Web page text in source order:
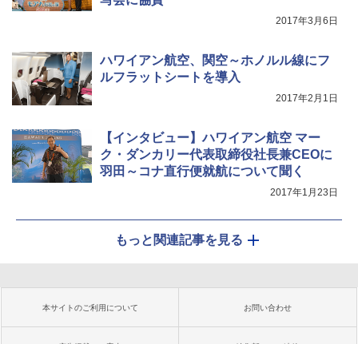
2017年3月6日
ハワイアン航空、関空～ホノルル線にフ
ルフラットシートを導入
2017年2月1日
【インタビュー】ハワイアン航空 マー
ク・ダンカリー代表取締役社長兼CEOに
羽田～コナ直行便就航について聞く
2017年1月23日
もっと関連記事を見る
本サイトのご利用について お問い合わせ